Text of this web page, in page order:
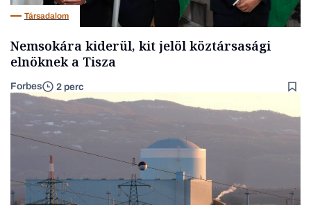
Társadalom
Nemsokára kiderül, kit jelöl köztársasági
elnöknek a Tisza
Forbes 2 perc